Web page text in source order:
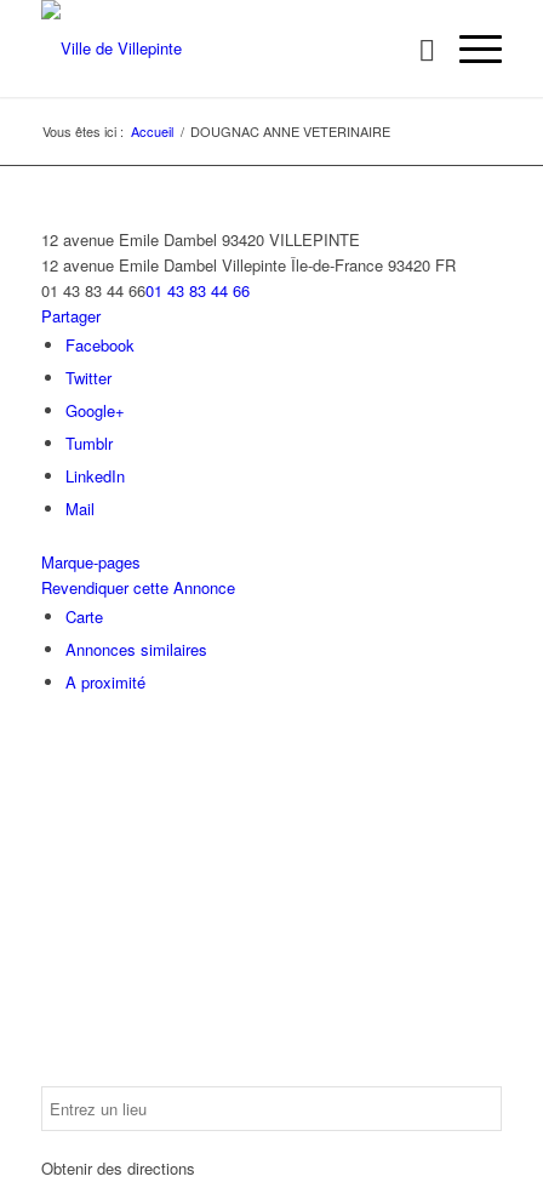
Vous êtes ici : Accueil / DOUGNAC ANNE VETERINAIRE
12 avenue Emile Dambel 93420 VILLEPINTE
12 avenue Emile Dambel Villepinte Île-de-France 93420 FR
01 43 83 44 6601 43 83 44 66
Partager
Facebook
Twitter
Google+
Tumblr
LinkedIn
Mail
Marque-pages
Revendiquer cette Annonce
Carte
Annonces similaires
A proximité
Obtenir des directions